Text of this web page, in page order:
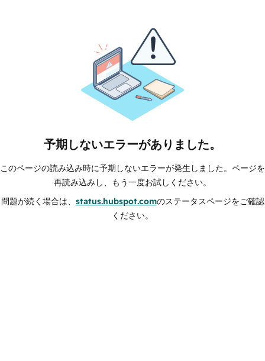
予期しないエラーがありました。
このページの読み込み時に予期しないエラーが発生しました。ページを
再読み込みし、もう一度お試しください。
問題が続く場合は、 status.hubspot.comのステータスページをご確認
ください。